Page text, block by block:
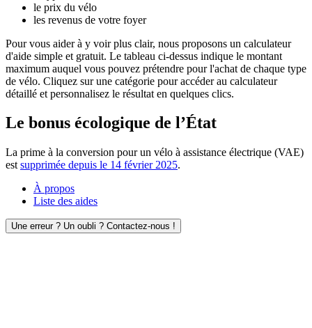
le prix du vélo
les revenus de votre foyer
Pour vous aider à y voir plus clair, nous proposons un calculateur
d'aide simple et gratuit. Le tableau ci-dessus indique le montant
maximum auquel vous pouvez prétendre pour l'achat de chaque type
de vélo. Cliquez sur une catégorie pour accéder au calculateur
détaillé et personnalisez le résultat en quelques clics.
Le bonus écologique de l’État
La prime à la conversion pour un vélo à assistance électrique (VAE)
est supprimée depuis le 14 février 2025.
À propos
Liste des aides
Une erreur ? Un oubli ? Contactez-nous !